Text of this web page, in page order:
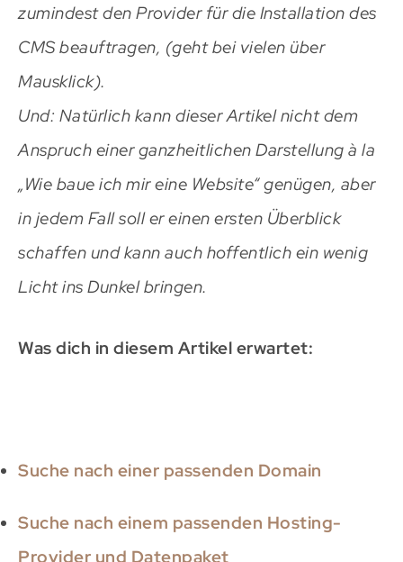
zumindest den Provider für die Installation des
CMS beauftragen, (geht bei vielen über
Mausklick).
Und: Natürlich kann dieser Artikel nicht dem
Anspruch einer ganzheitlichen Darstellung à la
„Wie baue ich mir eine Website“ genügen, aber
in jedem Fall soll er einen ersten Überblick
schaffen und kann auch hoffentlich ein wenig
Licht ins Dunkel bringen.
Was dich in diesem Artikel erwartet:
Suche nach einer passenden Domain
Suche nach einem passenden Hosting-
Provider und Datenpaket